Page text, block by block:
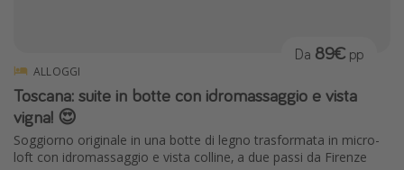
ALLOGGI
Toscana: suite in botte con idromassaggio e vista
vigna! 😍
Soggiorno originale in una botte di legno trasformata in micro-
loft con idromassaggio e vista colline, a due passi da Firenze
Da 89€ pp